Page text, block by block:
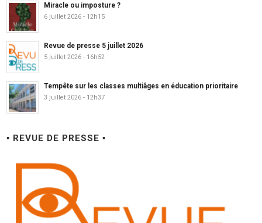
Miracle ou imposture ?
6 juillet 2026 - 12h15
Revue de presse 5 juillet 2026
5 juillet 2026 - 16h52
Tempête sur les classes multiâges en éducation prioritaire
3 juillet 2026 - 12h37
▪ REVUE DE PRESSE ▪